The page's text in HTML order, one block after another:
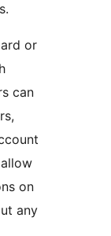
or
can
on
any